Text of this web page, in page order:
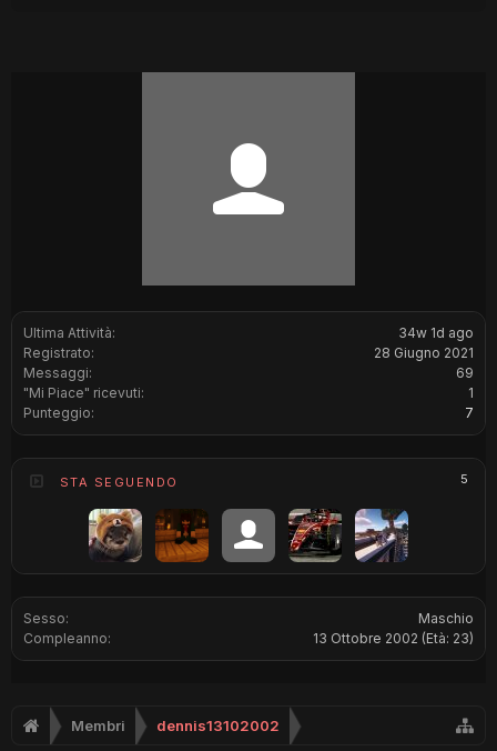
Ultima Attività:
34w 1d ago
Registrato:
28 Giugno 2021
Messaggi:
69
"Mi Piace" ricevuti:
1
Punteggio:
7
STA SEGUENDO 5
Sesso:
Maschio
Compleanno:
13 Ottobre 2002 (Età: 23)
Membri dennis13102002